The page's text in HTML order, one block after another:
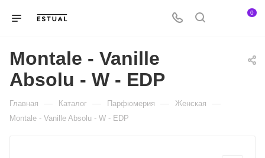
0
Montale - Vanille
Absolu - W - EDP
Главная — Каталог — Парфюмерия — Женская —
Montale - Vanille Absolu - W - EDP